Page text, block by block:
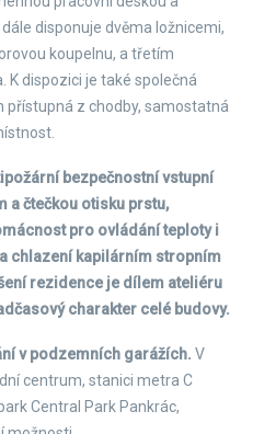
disponuje dvěma ložnicemi,
koupelnu, a třetím
K dispozici je také společná
přístupná z chodby, samostatná
bezpečnostní vstupní
a čtečkou otisku prstu,
pro ovládání teploty i
chlazení kapilárním stropním
rezidence je dílem ateliéru
charakter celé budovy.
v podzemních garážích. V
centrum, stanici metra C
Central Park Pankrác,